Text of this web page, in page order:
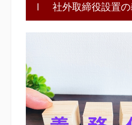
Ⅰ 社外取締役設置の